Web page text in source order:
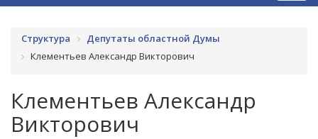
Структура
Депутаты областной Думы
Клементьев Александр Викторович
Клементьев Александр
Викторович